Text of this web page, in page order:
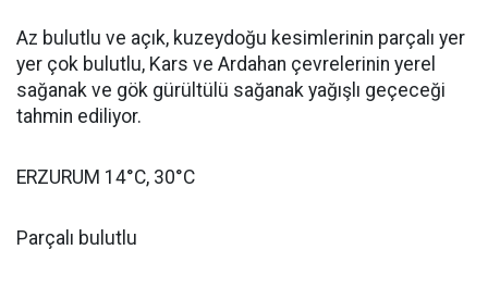
Az bulutlu ve açık, kuzeydoğu kesimlerinin parçalı yer
yer çok bulutlu, Kars ve Ardahan çevrelerinin yerel
sağanak ve gök gürültülü sağanak yağışlı geçeceği
tahmin ediliyor.
ERZURUM 14°C, 30°C
Parçalı bulutlu